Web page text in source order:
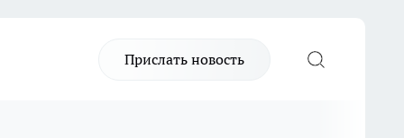
Прислать новость